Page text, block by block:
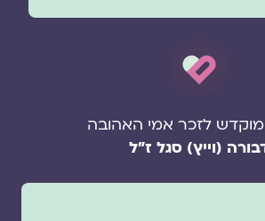
לזכר אמי האהובה
(וייץ) סגל ז"ל